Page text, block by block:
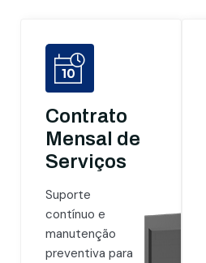
Contrato
Mensal de
Serviços
Suporte
contínuo e
manutenção
preventiva para